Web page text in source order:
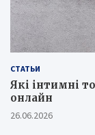
СТАТЬИ
Які інтимні
онлайн
26.06.2026